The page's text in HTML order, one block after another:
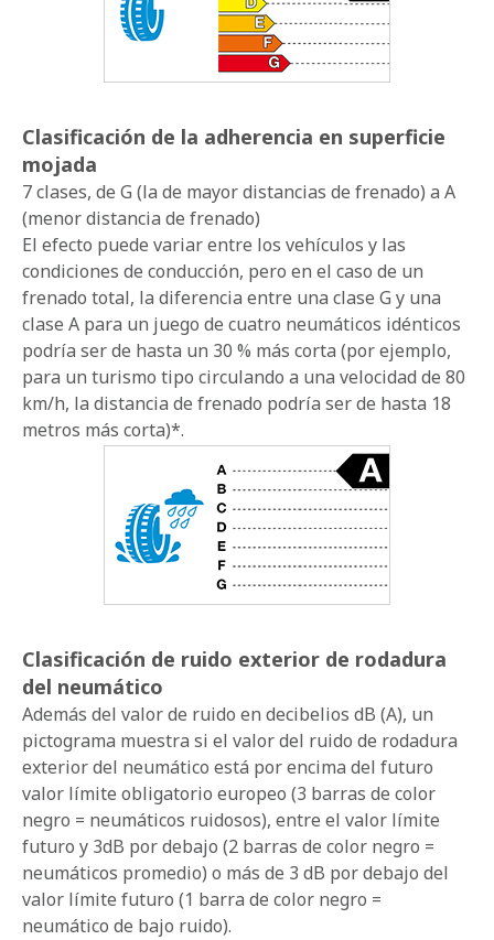
Clasificación de la adherencia en superficie
mojada
7 clases, de G (la de mayor distancias de frenado) a A
(menor distancia de frenado)
El efecto puede variar entre los vehículos y las
condiciones de conducción, pero en el caso de un
frenado total, la diferencia entre una clase G y una
clase A para un juego de cuatro neumáticos idénticos
podría ser de hasta un 30 % más corta (por ejemplo,
para un turismo tipo circulando a una velocidad de 80
km/h, la distancia de frenado podría ser de hasta 18
metros más corta)*.
Clasificación de ruido exterior de rodadura
del neumático
Además del valor de ruido en decibelios dB (A), un
pictograma muestra si el valor del ruido de rodadura
exterior del neumático está por encima del futuro
valor límite obligatorio europeo (3 barras de color
negro = neumáticos ruidosos), entre el valor límite
futuro y 3dB por debajo (2 barras de color negro =
neumáticos promedio) o más de 3 dB por debajo del
valor límite futuro (1 barra de color negro =
neumático de bajo ruido).